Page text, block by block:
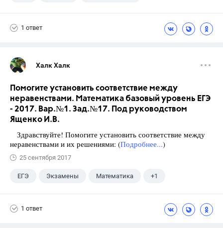
1 ответ
Халк Халк
Помогите установить соответствие между
неравенствами. Математика базовый уровень ЕГЭ
- 2017. Вар.№1. Зад.№17. Под руководством
Ященко И.В.
Здравствуйте! Помогите установить соответствие между
неравенствами и их решениями: (Подробнее...)
25 сентября 2017
ЕГЭ Экзамены Математика +1
1 ответ